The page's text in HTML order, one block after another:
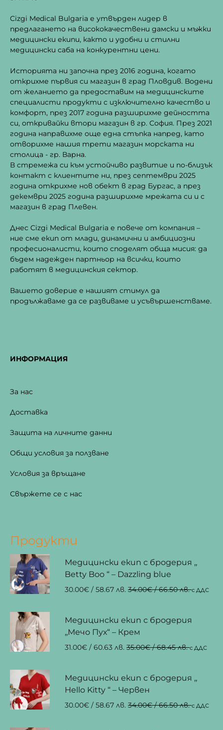
Cizgi Medical Bulgaria е утвърден лидер в
предлагането на висококачествени дамски и мъжки
медицински екипи, както и удобни и стилни
медицински саба на конкурентни цени.
Историята ни започна през 2016 година, когато
открихме първия си магазин в град Пловдив. Водени
от желанието да предоставим на медицинските
специалисти продукти с изключително качество и
комфорт, през 2017 година разширихме дейността
си, откривайки втори магазин в гр. София. През 2021
година направихме още една стъпка напред, като
отворихме нашия трети магазин морската ни
столица - гр. Варна.
В стремежа си към устойчиво развитие и по-близък
контакт с клиентите ни, през септември 2025
година открихме нов обект в град Бургас, а през
декември 2025 година разширихме мрежата си и с
магазин в град Плевен.
Днес Cizgi Medical Bulgaria е повече от компания –
ние сме екип от млади, динамични и амбициозни
професионалисти, които споделят обща мисия: да
бъдем надежден партньор на всички, които
работят в медицинския сектор.
Вашето доверие е нашият стимул да
продължаваме да се развиваме и усъвършенстваме.
ИНФОРМАЦИЯ
За нас
Доставка
Защита на личните данни
Общи условия за ползване
Условия за връщане
Свържете се с нас
Продукти
Медицински екип с бродерия ,,
Betty Boo “ – Dazzling blue
30.00€ / 58.67 лв. 34.00€/ 66.50 лв.с ДДС
Медицински екип с бродерия
,,Мечо Пух“ – Крем
31.00€ / 60.63 лв. 35.00€/ 68.45 лв.с ДДС
Медицински екип с бродерия ,,
Hello Kitty “ – Червен
30.00€ / 58.67 лв. 34.00€/ 66.50 лв.с ДДС